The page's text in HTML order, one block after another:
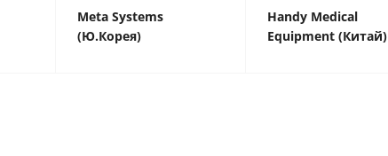
Meta Systems
(Ю.Корея)
Handy Medical
Equipment (Китай)